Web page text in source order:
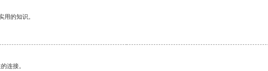
的知识。
连接。